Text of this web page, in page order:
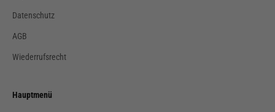
Datenschutz
AGB
Wiederrufsrecht
Hauptmenü